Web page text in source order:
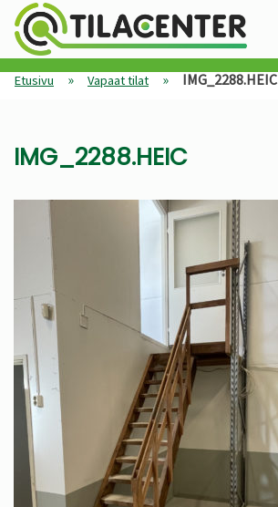
Etusivu » Vapaat tilat » IMG_2288.HEIC
IMG_2288.HEIC